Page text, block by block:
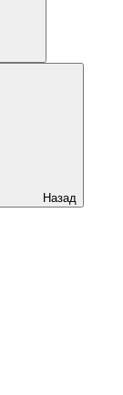
Назад